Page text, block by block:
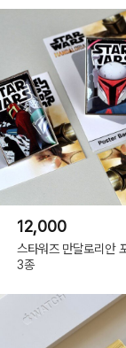
12,000
스타워즈 만달로리안
3종